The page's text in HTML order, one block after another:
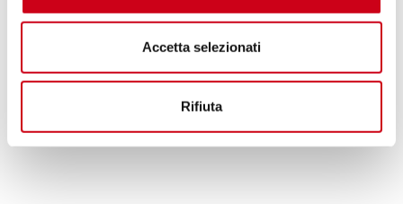
Accetta selezionati
Rifiuta